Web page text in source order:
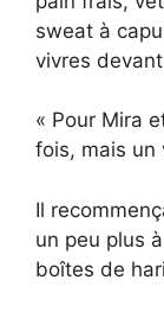
sweat à
vivres
« Pour Mira
fois, mais un
Il
un peu plus
boîtes de